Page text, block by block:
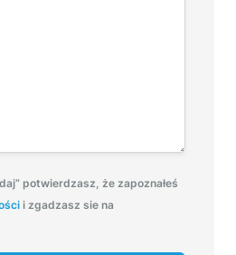
potwierdzasz, że zapoznałeś
i zgadzasz sie na